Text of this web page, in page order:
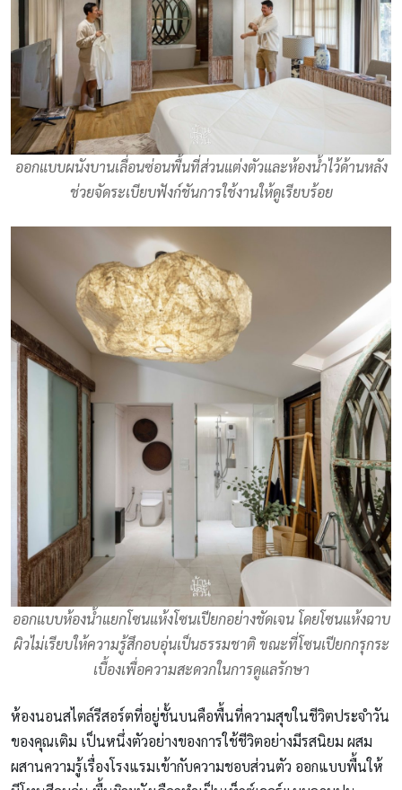
ออกแบบผนังบานเลื่อนซ่อนพื้นที่ส่วนแต่งตัวและห้องน้ำไว้ด้านหลัง
ช่วยจัดระเบียบฟังก์ชันการใช้งานให้ดูเรียบร้อย
ออกแบบห้องน้ำแยกโซนแห้งโซนเปียกอย่างชัดเจน โดยโซนแห้งฉาบ
ผิวไม่เรียบให้ความรู้สึกอบอุ่นเป็นธรรมชาติ ขณะที่โซนเปียกกรุกระ
เบื้องเพื่อความสะดวกในการดูแลรักษา
ห้องนอนสไตล์รีสอร์ตที่อยู่ชั้นบนคือพื้นที่ความสุขในชีวิตประจำวัน
ของคุณเติม เป็นหนึ่งตัวอย่างของการใช้ชีวิตอย่างมีรสนิยม ผสม
ผสานความรู้เรื่องโรงแรมเข้ากับความชอบส่วนตัว ออกแบบพื้นให้